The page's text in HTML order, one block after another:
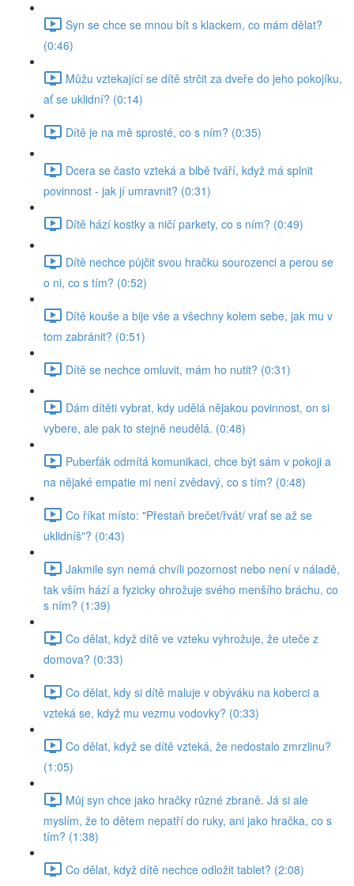
Syn se chce se mnou bít s klackem, co mám dělat?
(0:46)
Můžu vztekající se dítě strčit za dveře do jeho pokojíku,
ať se uklidní? (0:14)
Dítě je na mě sprosté, co s ním? (0:35)
Dcera se často vzteká a blbě tváří, když má splnit
povinnost - jak jí umravnit? (0:31)
Dítě hází kostky a ničí parkety, co s ním? (0:49)
Dítě nechce půjčit svou hračku sourozenci a perou se
o ni, co s tím? (0:52)
Dítě kouše a bije vše a všechny kolem sebe, jak mu v
tom zabránit? (0:51)
Dítě se nechce omluvit, mám ho nutit? (0:31)
Dám dítěti vybrat, kdy udělá nějakou povinnost, on si
vybere, ale pak to stejně neudělá. (0:48)
Puberťák odmítá komunikaci, chce být sám v pokoji a
na nějaké empatie mi není zvědavý, co s tím? (0:48)
Co říkat místo: "Přestaň brečet/řvát/ vrať se až se
uklidníš"? (0:43)
Jakmile syn nemá chvíli pozornost nebo není v náladě,
tak vším hází a fyzicky ohrožuje svého menšího bráchu, co
s ním? (1:39)
Co dělat, když dítě ve vzteku vyhrožuje, že uteče z
domova? (0:33)
Co dělat, kdy si dítě maluje v obýváku na koberci a
vzteká se, když mu vezmu vodovky? (0:33)
Co dělat, když se dítě vzteká, že nedostalo zmrzlinu?
(1:05)
Můj syn chce jako hračky různé zbraně. Já si ale
myslím, že to dětem nepatří do ruky, ani jako hračka, co s
tím? (1:38)
Co dělat, když dítě nechce odložit tablet? (2:08)